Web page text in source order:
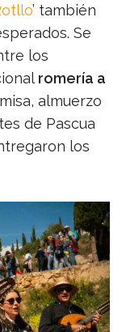
’ también
Se
los
romería a
almuerzo
de Pascua
los